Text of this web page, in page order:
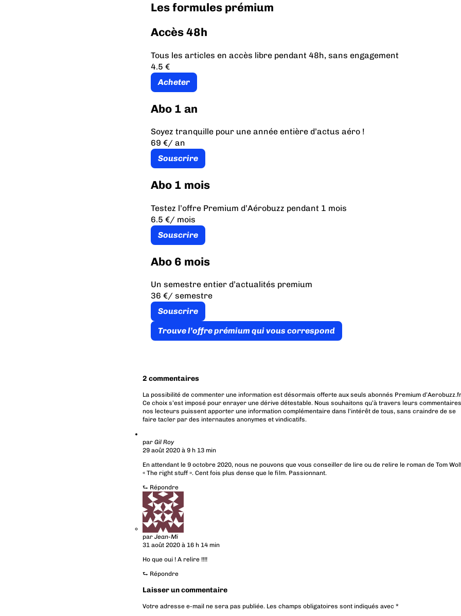
Les formules prémium
Accès 48h
Tous les articles en accès libre pendant 48h, sans engagement
4.5 €
Acheter
Abo 1 an
Soyez tranquille pour une année entière d’actus aéro !
69 €/ an
Souscrire
Abo 1 mois
Testez l’offre Premium d’Aérobuzz pendant 1 mois
6.5 €/ mois
Souscrire
Abo 6 mois
Un semestre entier d’actualités premium
36 €/ semestre
Souscrire
Trouve l’offre prémium qui vous correspond
2 commentaires
La possibilité de commenter une information est désormais offerte aux seuls abonnés Premium
Ce choix s’est imposé pour enrayer une dérive détestable. Nous souhaitons qu’à travers leurs
nos lecteurs puissent apporter une information complémentaire dans l’intérêt de tous, sans craindre de se
faire tacler par des internautes anonymes et vindicatifs.
par Gil Roy
29 août 2020 à 9 h 13 min
En attendant le 9 octobre 2020, nous ne pouvons que vous conseiller de lire ou de relire le roman de Tom
« The right stuff ». Cent fois plus dense que le film. Passionnant.
⮑ Répondre
par Jean-Mi
31 août 2020 à 16 h 14 min
Ho que oui ! A relire !!!!
⮑ Répondre
Laisser un commentaire
Votre adresse e-mail ne sera pas publiée. Les champs obligatoires sont indiqués avec *